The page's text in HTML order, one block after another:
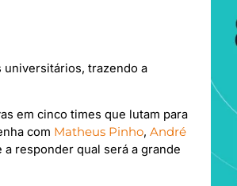
universitários, trazendo a
em cinco times que lutam para
com Matheus Pinho,André
a responder qual será a grande